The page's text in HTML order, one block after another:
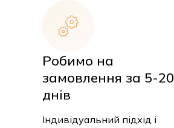
Робимо на
замовлення за 5-20
днів
Індивідуальний підхід і